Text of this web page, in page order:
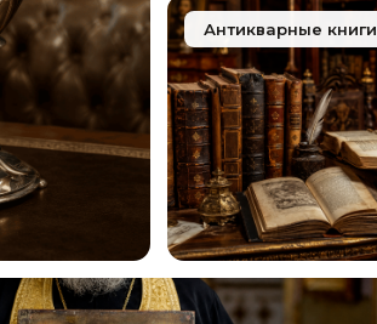
Антикварные книги